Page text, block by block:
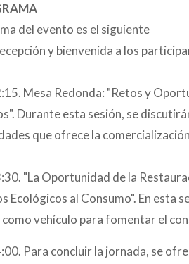
del evento es el siguiente
y bienvenida a los
Mesa Redonda: "Retos y
Durante esta sesión, se
que ofrece la
"La Oportunidad de la
Ecológicos al Consumo". En esta
vehículo para fomentar el
Para concluir la jornada, se